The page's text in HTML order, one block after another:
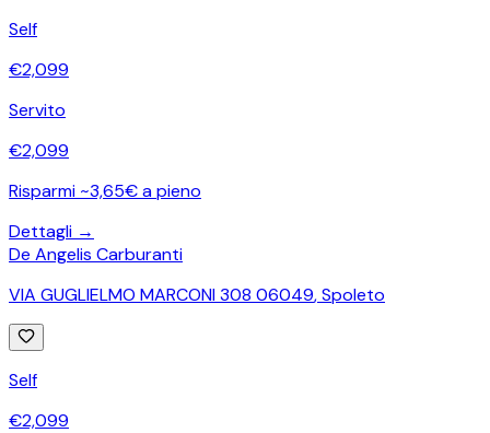
Self
€2,099
Servito
€2,099
Risparmi ~3,65€ a pieno
Dettagli →
De Angelis Carburanti
VIA GUGLIELMO MARCONI 308 06049,Spoleto
Self
€2,099